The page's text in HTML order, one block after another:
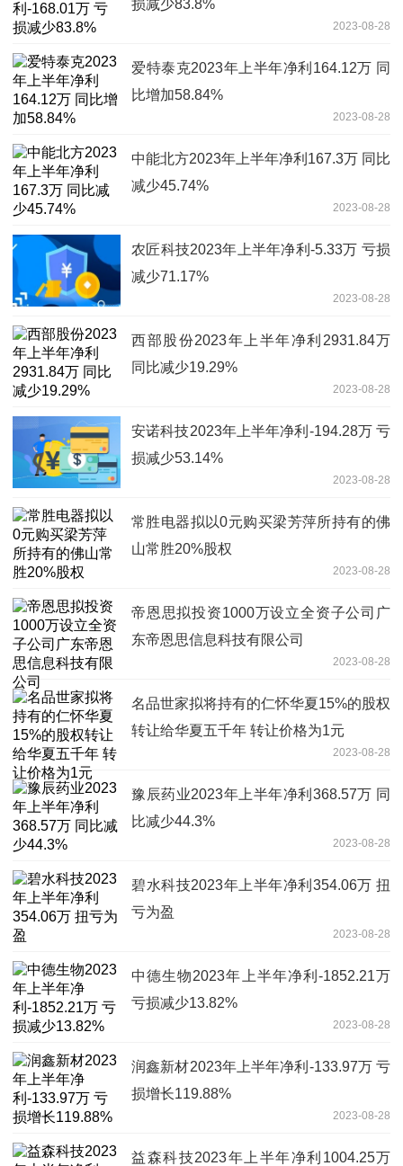
损减少83.8%
2023-08-28
爱特泰克2023年上半年净利164.12万 同
比增加58.84%
2023-08-28
中能北方2023年上半年净利167.3万 同比
减少45.74%
2023-08-28
农匠科技2023年上半年净利-5.33万 亏损
减少71.17%
2023-08-28
西部股份2023年上半年净利2931.84万
同比减少19.29%
2023-08-28
安诺科技2023年上半年净利-194.28万 亏
损减少53.14%
2023-08-28
常胜电器拟以0元购买梁芳萍所持有的佛
山常胜20%股权
2023-08-28
帝恩思拟投资1000万设立全资子公司广
东帝恩思信息科技有限公司
2023-08-28
名品世家拟将持有的仁怀华夏15%的股权
转让给华夏五千年 转让价格为1元
2023-08-28
豫辰药业2023年上半年净利368.57万 同
比减少44.3%
2023-08-28
碧水科技2023年上半年净利354.06万 扭
亏为盈
2023-08-28
中德生物2023年上半年净利-1852.21万
亏损减少13.82%
2023-08-28
润鑫新材2023年上半年净利-133.97万 亏
损增长119.88%
2023-08-28
益森科技2023年上半年净利1004.25万